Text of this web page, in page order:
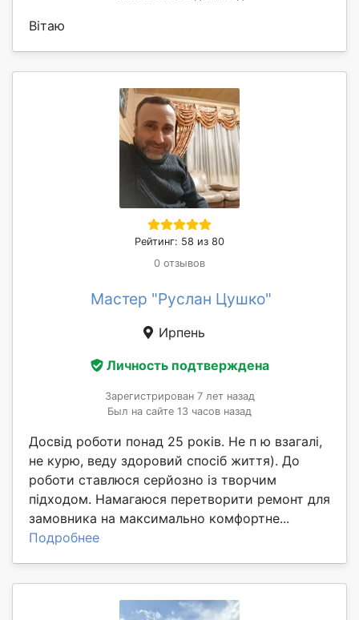
Вітаю
Рейтинг: 58 из 80
0 отзывов
Мастер "Руслан Цушко"
Ирпень
Личность подтверждена
Зарегистрирован 7 лет назад
Был на сайте 13 часов назад
Досвід роботи понад 25 років. Не п ю взагалі,
не курю, веду здоровий спосіб життя). До
роботи ставлюся серйозно із творчим
підходом. Намагаюся перетворити ремонт для
замовника на максимально комфортне...
Подробнее